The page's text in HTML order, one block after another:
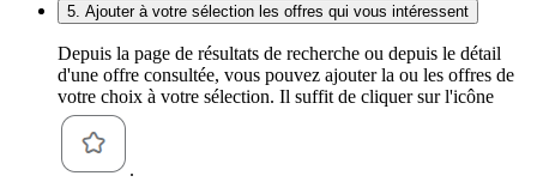
5. Ajouter à votre sélection les offres qui vous intéressent
Depuis la page de résultats de recherche ou depuis le détail
d'une offre consultée, vous pouvez ajouter la ou les offres de
votre choix à votre sélection. Il suffit de cliquer sur l'icône
.